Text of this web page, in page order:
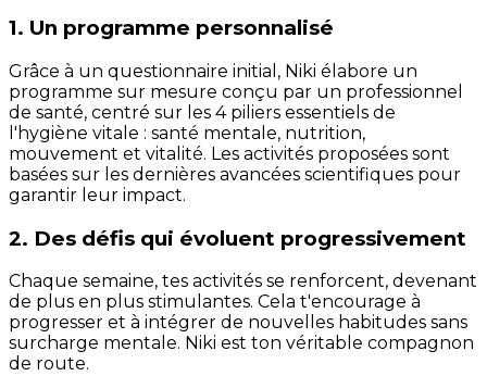
1. Un programme personnalisé
Grâce à un questionnaire initial, Niki élabore un
programme sur mesure conçu par un professionnel
de santé, centré sur les 4 piliers essentiels de
l'hygiène vitale : santé mentale, nutrition,
mouvement et vitalité. Les activités proposées sont
basées sur les dernières avancées scientifiques pour
garantir leur impact.
2. Des défis qui évoluent progressivement
Chaque semaine, tes activités se renforcent, devenant
de plus en plus stimulantes. Cela t'encourage à
progresser et à intégrer de nouvelles habitudes sans
surcharge mentale. Niki est ton véritable compagnon
de route.